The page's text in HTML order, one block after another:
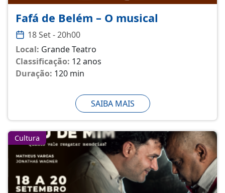
Fafá de Belém – O musical
18 Set - 20h00
Local: Grande Teatro
Classificação: 12 anos
Duração: 120 min
SAIBA MAIS
Cultura